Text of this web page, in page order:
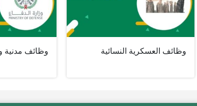
وظائف العسكرية النسائية وظائف مدنية